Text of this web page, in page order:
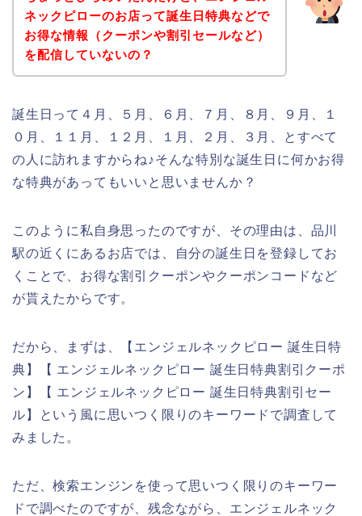
ネックピローのお店って誕生日特典などで
お得な情報（クーポンや割引セールなど）
を配信していないの？
誕生日って４月、５月、６月、７月、８月、９月、１
０月、１１月、１２月、１月、２月、３月、とすべて
の人に訪れますからね♪そんな特別な誕生日に何かお得
な特典があってもいいと思いませんか？
このように私自身思ったのですが、その理由は、品川
駅の近くにあるお店では、自分の誕生日を登録してお
くことで、お得な割引クーポンやクーポンコードなど
が貰えたからです。
だから、まずは、【エンジェルネックピロー 誕生日特
典】【 エンジェルネックピロー 誕生日特典割引クーポ
ン】【 エンジェルネックピロー 誕生日特典割引セー
ル】という風に思いつく限りのキーワードで調査して
みました。
ただ、検索エンジンを使って思いつく限りのキーワー
ドで調べたのですが、残念ながら、エンジェルネック